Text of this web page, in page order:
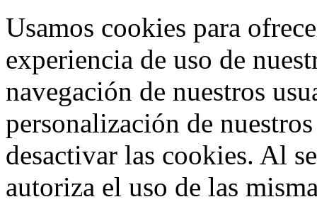
Usamos cookies para
experiencia de uso de
navegación de nuestros
personalización de
desactivar las cookies. Al
autoriza el uso de las